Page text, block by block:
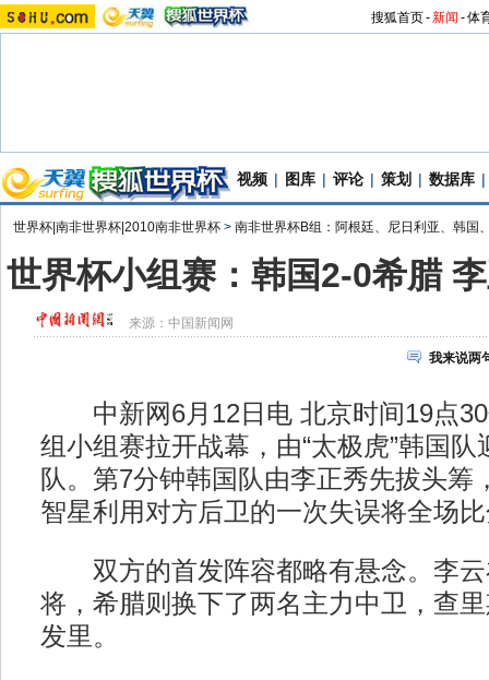
搜狐首页-新闻 -体
视频 | 图库 | 评论 | 策划 | 数据库 |
世界杯|南非世界杯|2010南非世界杯 > 南非世界杯B组：阿根廷、尼日利亚、韩国
世界杯小组赛：韩国2-0希腊
来源： 中国新闻网
我来说两
中新网6月12日电 北京时间19点30
组小组赛拉开战幕，由“太极虎”韩国
队。第7分钟韩国队由李正秀先拔头筹
智星利用对方后卫的一次失误将全场
双方的首发阵容都略有悬念。李云
将，希腊则换下了两名主力中卫，查
发里。